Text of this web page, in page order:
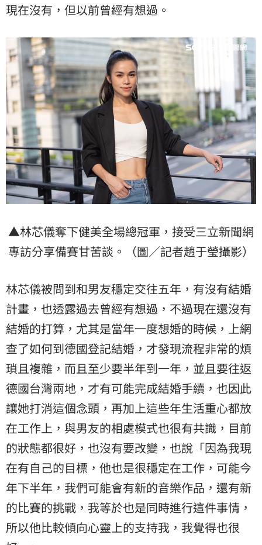
現在沒有，但以前曾經有想過。
▲林芯儀奪下健美全場總冠軍，接受三立新聞網
專訪分享備賽甘苦談。（圖／記者趙于瑩攝影）
林芯儀被問到和男友穩定交往五年，有沒有結婚
計畫，也透露過去曾經有想過，不過現在還沒有
結婚的打算，尤其是當年一度想婚的時候，上網
查了如何到德國登記結婚，才發現流程非常的煩
瑣且複雜，而且至少要半年到一年，並且要往返
德國台灣兩地，才有可能完成結婚手續，也因此
讓她打消這個念頭，再加上這些年生活重心都放
在工作上，與男友的相處模式也很有共識，目前
的狀態都很好，也沒有要改變，也說「因為我現
在有自己的目標，他也是很穩定在工作，可能今
年下半年，我們可能會有新的音樂作品，還有新
的比賽的挑戰，我等於也是同時進行這件事情，
所以他比較傾向心靈上的支持我，我覺得也很